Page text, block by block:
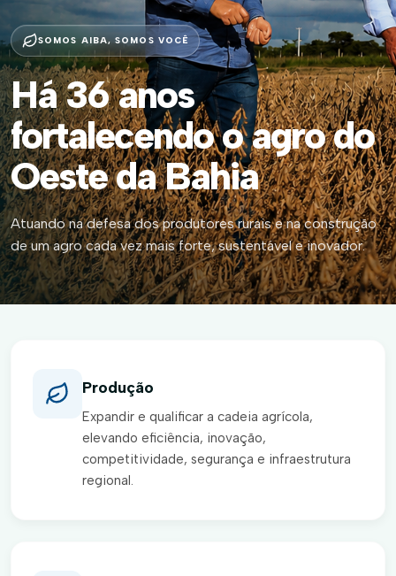
SOMOS AIBA, SOMOS VOCÊ
Há 36 anos
fortalecendo o agro do
Oeste da Bahia
Atuando na defesa dos produtores rurais e na construção
de um agro cada vez mais forte, sustentável e inovador.
Produção
Expandir e qualificar a cadeia agrícola,
elevando eficiência, inovação,
competitividade, segurança e infraestrutura
regional.